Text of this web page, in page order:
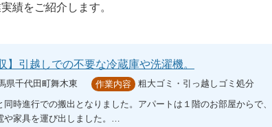
績をご紹介します。
】引越しでの不要な冷蔵庫や洗濯機。
県千代田町舞木東 作業内容 粗大ゴミ・引っ越しゴミ処分
同時進行での搬出となりました。アパートは１階のお部屋からで、
や家具を運び出しました。…